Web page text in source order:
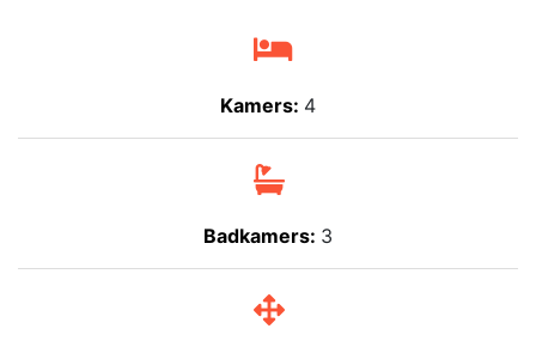
Kamers: 4
Badkamers: 3